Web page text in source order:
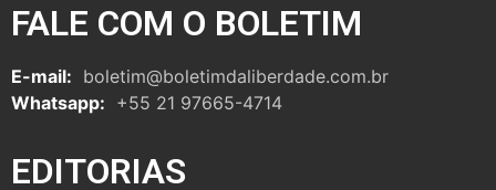
FALE COM O BOLETIM
E-mail: boletim@boletimdaliberdade.com.br
Whatsapp: +55 21 97665-4714
EDITORIAS